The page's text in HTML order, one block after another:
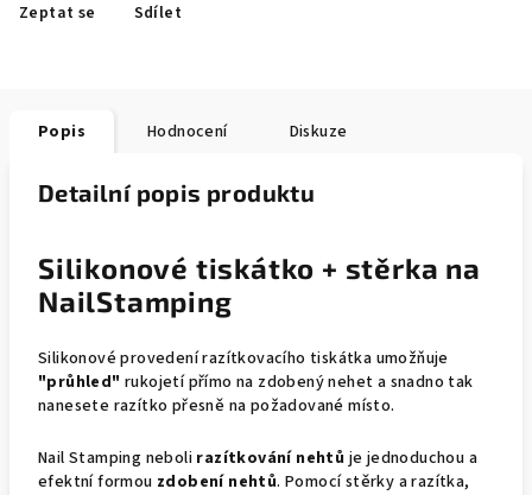
Zeptat se Sdílet
Popis Hodnocení Diskuze
Detailní popis produktu
Silikonové tiskátko + stěrka na
NailStamping
Silikonové provedení razítkovacího tiskátka umožňuje
"průhled" rukojetí přímo na zdobený nehet a snadno tak
nanesete razítko přesně na požadované místo.
Nail Stamping neboli razítkování nehtů je jednoduchou a
efektní formou zdobení nehtů. Pomocí stěrky a razítka,